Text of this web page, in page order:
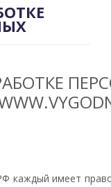
каждый имеет